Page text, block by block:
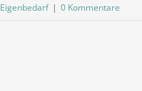
Eigenbedarf | 0 Kommentare